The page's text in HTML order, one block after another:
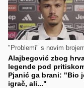
"Problemi" s novim
Alajbegović zbog
legende pod
Pjanić ga brani: "Bio
igrač, ali..."